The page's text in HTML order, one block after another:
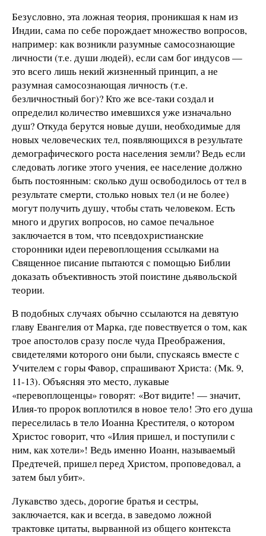
Безусловно, эта ложная теория, проникшая к нам из
Индии, сама по себе порождает множество вопросов,
например: как возникли разумные самосознающие
личности (т.е. души людей), если сам бог индусов —
это всего лишь некий жизненный принцип, а не
разумная самосознающая личность (т.е.
безличностный бог)? Кто же все-таки создал и
определил количество имевшихся уже изначально
душ? Откуда берутся новые души, необходимые для
новых человеческих тел, появляющихся в результате
демографического роста населения земли? Ведь если
следовать логике этого учения, ее население должно
быть постоянным: сколько душ освободилось от тел в
результате смерти, столько новых тел (и не более)
могут получить душу, чтобы стать человеком. Есть
много и других вопросов, но самое печальное
заключается в том, что псевдохристианские
сторонники идеи перевоплощения ссылками на
Священное писание пытаются с помощью Библии
доказать объективность этой поистине дьявольской
теории.
В подобных случаях обычно ссылаются на девятую
главу Евангелия от Марка, где повествуется о том, как
трое апостолов сразу после чуда Преображения,
свидетелями которого они были, спускаясь вместе с
Учителем с горы Фавор, спрашивают Христа: (Мк. 9,
11-13). Объясняя это место, лукавые
«перевоплощенцы» говорят: «Вот видите! — значит,
Илия-то пророк воплотился в новое тело! Это его душа
переселилась в тело Иоанна Крестителя, о котором
Христос говорит, что «Илия пришел, и поступили с
ним, как хотели»! Ведь именно Иоанн, называемый
Предтечей, пришел перед Христом, проповедовал, а
затем был убит».
Лукавство здесь, дорогие братья и сестры,
заключается, как и всегда, в заведомо ложной
трактовке цитаты, вырванной из общего контекста